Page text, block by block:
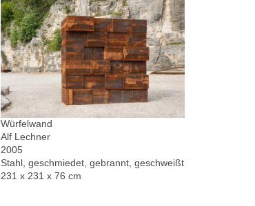
Würfelwand
Alf Lechner
2005
Stahl, geschmiedet, gebrannt, geschweißt
231 x 231 x 76 cm